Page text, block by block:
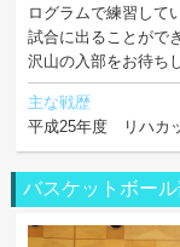
ログラムで練習して
試合に出ることがで
沢山の入部をお待ち
主な戦歴
平成25年度 リハカ
バスケットボール